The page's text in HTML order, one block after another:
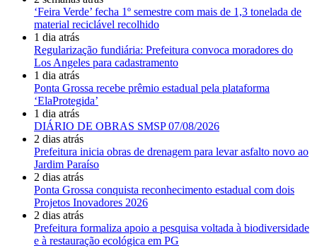
‘Feira Verde’ fecha 1º semestre com mais de 1,3 tonelada de
material reciclável recolhido
1 dia atrás
Regularização fundiária: Prefeitura convoca moradores do
Los Angeles para cadastramento
1 dia atrás
Ponta Grossa recebe prêmio estadual pela plataforma
‘ElaProtegida’
1 dia atrás
DIÁRIO DE OBRAS SMSP 07/08/2026
2 dias atrás
Prefeitura inicia obras de drenagem para levar asfalto novo ao
Jardim Paraíso
2 dias atrás
Ponta Grossa conquista reconhecimento estadual com dois
Projetos Inovadores 2026
2 dias atrás
Prefeitura formaliza apoio a pesquisa voltada à biodiversidade
e à restauração ecológica em PG